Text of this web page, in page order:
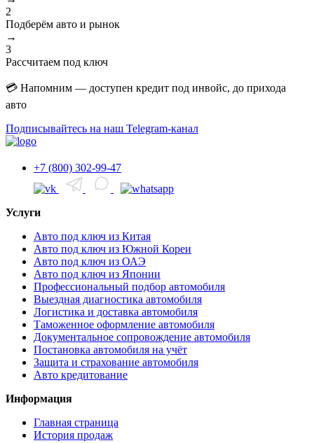
2
Подберём авто и рынок
→
3
Рассчитаем под ключ
💳 Напомним — доступен кредит под инвойс, до прихода
авто
Подписывайтесь на наш Telegram-канал
+7 (800) 302-99-47
Услуги
Авто под ключ из Китая
Авто под ключ из Южной Кореи
Авто под ключ из ОАЭ
Авто под ключ из Японии
Профессиональный подбор автомобиля
Выездная диагностика автомобиля
Логистика и доставка автомобиля
Таможенное оформление автомобиля
Документальное сопровождение автомобиля
Постановка автомобиля на учёт
Защита и страхование автомобиля
Авто кредитование
Информация
Главная страница
История продаж